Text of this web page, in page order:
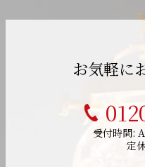
お気軽に
受付時間:
定